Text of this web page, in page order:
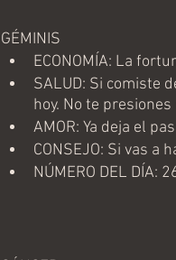
GÉMINIS
ECONOMÍA: La
SALUD: Si comiste
hoy. No te presiones
AMOR: Ya deja el
CONSEJO: Si vas a
NÚMERO DEL DÍA: